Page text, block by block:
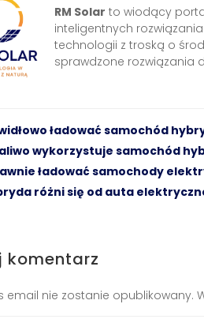
RM Solar to wiodący
inteligentnych
technologii z troską o
sprawdzone rozwiązania
ładować samochód
wykorzystuje samochód
ładować samochody
różni się od auta
komentarz
email nie zostanie opublikowany.